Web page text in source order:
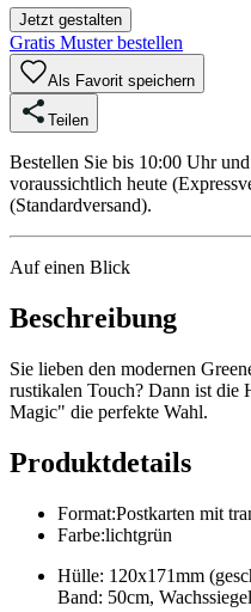
Jetzt gestalten
Gratis Muster bestellen
Als Favorit speichern
Teilen
Bestellen Sie bis 10:00 Uhr
voraussichtlich heute
(Standardversand).
Auf einen Blick
Beschreibung
Sie lieben den modernen
rustikalen Touch? Dann ist die
Magic" die perfekte Wahl.
Produktdetails
Format:Postkarten mit
Farbe:lichtgrün
Hülle: 120x171mm
Band: 50cm,